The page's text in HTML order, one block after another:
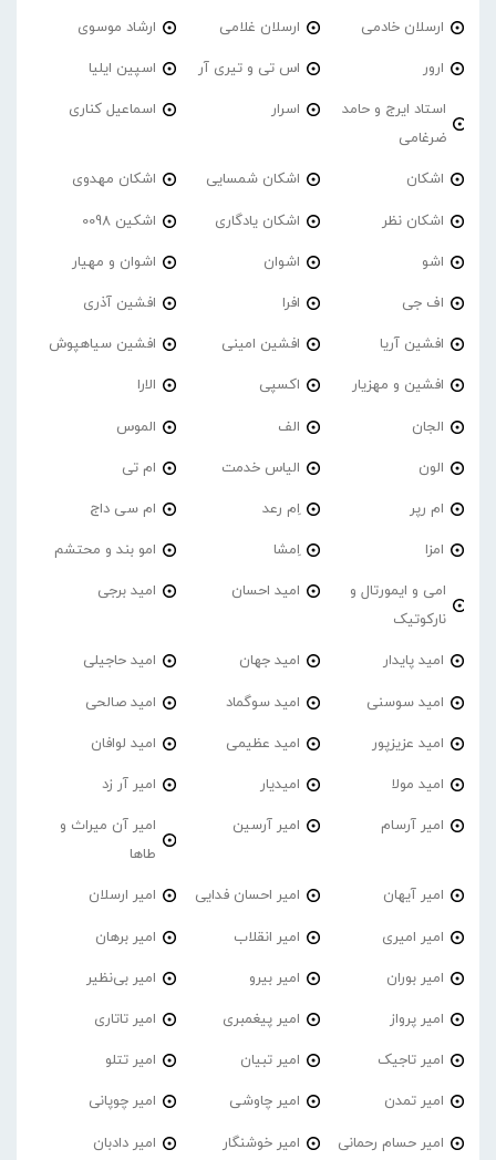
ارسلان خادمی ارسلان غلامی ارشاد موسوی
ارور اس تی و تیری آر اسپین ایلیا
استاد ایرج و حامد
ضرغامی
اسرار اسماعیل کناری
اشکان اشکان شمسایی اشکان مهدوی
اشکان نظر اشکان یادگاری اشکین 0098
اشو اشوان اشوان و مهیار
اف جی افرا افشین آذری
افشین آریا افشین امینی افشین سیاهپوش
افشین و مهزیار اکسپی الارا
الجان الف الموس
الون الیاس خدمت ام تی
ام رپر اِم رعد ام سی داج
امزا اِمشا امو بند و محتشم
امی و ایمورتال و
نارکوتیک
امید احسان امید برجی
امید پایدار امید جهان امید حاجیلی
امید سوسنی امید سوگماد امید صالحی
امید عزیزپور امید عظیمی امید لوافان
امید مولا امیدیار امیر آر زد
امیر آرسام امیر آرسین
امیر آن میراث و
طاها
امیر آیهان امیر احسان فدایی امیر ارسلان
امیر امیری امیر انقلاب امیر برهان
امیر‌ بوران امیر بیرو امیر بی‌نظیر
امیر پرواز امیر پیغمبری امیر تاتاری
امیر تاجیک امیر تبیان امیر تتلو
امیر تمدن امیر چاوشی امیر چوپانی
امیر حسام رحمانی امیر خوشنگار امیر دادبان